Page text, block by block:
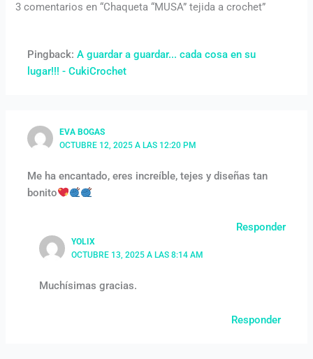
3 comentarios en “Chaqueta “MUSA” tejida a crochet”
Pingback:A guardar a guardar... cada cosa en su
lugar!!! - CukiCrochet
EVA BOGAS
OCTUBRE 12, 2025 A LAS 12:20 PM
Me ha encantado, eres increíble, tejes y diseñas tan
bonito
Responder
YOLIX
OCTUBRE 13, 2025 A LAS 8:14 AM
Muchísimas gracias.
Responder